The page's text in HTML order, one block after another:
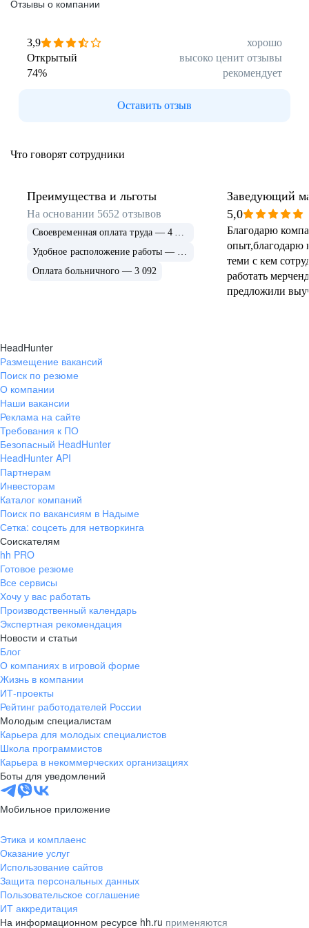
Программа ДМС
Карьерный рост и развитие в компании
МАГАЗИНОВ
СЕТИ
ОТКРЫТО НА СЕГОДНЯШНИЙ ДЕНЬ
У каждого сотрудника есть уникальная
возможность построить успешную
карьеру в компании и пройти путь
от кассира до регионального менеджера
по продажам в кратчайший срок!
Работник магазина (мерчандайзер,
продавец-кассир)
Администратор магазина
Заведующий магазином
Сотрудники о работе
Корпоративный транспорт до работы
Удобный график
Программа ДМС
Рабочий склада
Комплектовщик
Приёмосдатчик
Старший приёмосдатчик
Заместитель начальника РЦ
Начальник РЦ
Сотрудники о работе
Стабильная белая заработная плата
Карта лояльности с повышенным
начислением баллов
Дружная команда и развитая
жизнь
Возможность профессионального
и карьерного роста
Корпоративное обучение Fix Academy
Официальное трудоустройство с первого дня
работы
Стабильная белая заработная плата
Проектные и квартальные премии
по результатам работы, доплата к отпускам
программы
Особая карта
с повышенным начислением баллов
Подарки на день рождения
Корпоративное
Дружная команда и развитая
Что говорят о нас разработчики
Отзывы о компании
3,9
хорошо
Открытый
высоко ценит отзывы
74% рекомендует
Оставить отзыв
Что говорят сотрудники
Преимущества и льготы
На основании 5652 отзывов
Своевременная оплата труда — 4 429
Удобное расположение работы — 3 610
Оплата больничного — 3 092
Заведующий
5,0
Благодарю
опыт,благодарю
теми с кем
работать
предложили
HeadHunter
Размещение вакансий
Поиск по резюме
О компании
Наши вакансии
Реклама на сайте
Требования к ПО
Безопасный HeadHunter
HeadHunter API
Партнерам
Инвесторам
Каталог компаний
Поиск по вакансиям в Надыме
Сетка: соцсеть для нетворкинга
Соискателям
hh PRO
Готовое резюме
Все сервисы
Хочу у вас работать
Производственный календарь
Экспертная рекомендация
Новости и статьи
Блог
О компаниях в игровой форме
Жизнь в компании
ИТ-проекты
Рейтинг работодателей России
Молодым специалистам
Карьера для молодых специалистов
Школа программистов
Карьера в некоммерческих организациях
Боты для уведомлений
Мобильное приложение
Этика и комплаенс
Оказание услуг
Использование сайтов
Защита персональных данных
Пользовательское соглашение
ИТ аккредитация
На информационном ресурсе hh.ru применяются